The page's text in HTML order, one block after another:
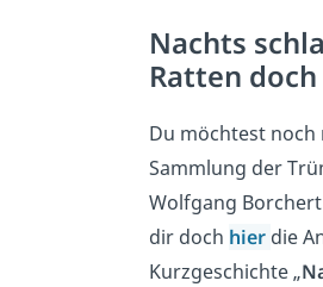
Nachts
Ratten doch
Du möchtest noch
Sammlung der
Wolfgang
dir doch hier die
Kurzgeschichte „